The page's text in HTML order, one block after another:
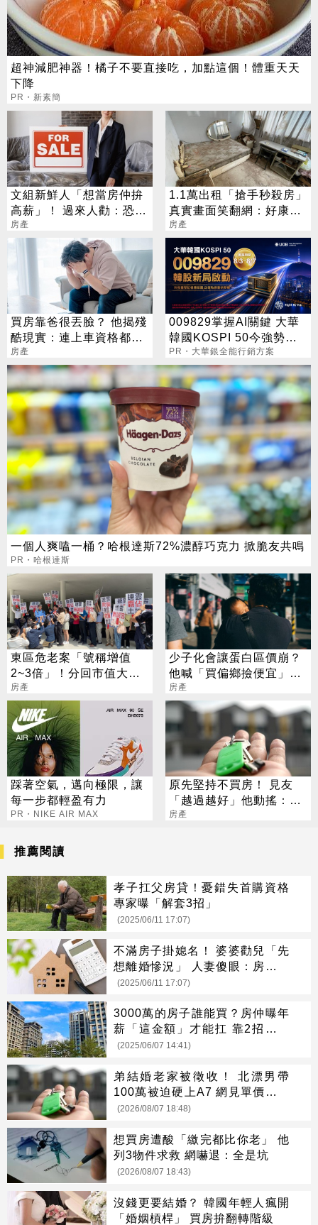
超神減肥神器！橘子不要直接吃，加點這個！體重天天
下降
PR・新素簡
文組新鮮人「想當房仲拚
高薪」！ 過來人勸：恐撐
不過3個月
房產
1.1萬出租「搶手秒殺房」
真實畫面笑翻網：好康鬥
相報
房產
買房靠爸很丟臉？ 他揭殘
酷現實：連上車資格都沒
有
房產
009829掌握AI關鍵 大華
韓國KOSPI 50今強勢開
募
PR・大華銀全能行銷方案
一個人爽嗑一桶？哈根達斯72%濃醇巧克力 掀脆友共鳴
PR・哈根達斯
東區危老案「號稱增值
2~3倍」！分回市值大縮
水 地主控建商詐欺
房產
少子化會讓蛋白區價崩？
他喊「買偏鄉撿便宜」內
行人：建商不是笨蛋
房產
踩著空氣，邁向極限，讓
每一步都輕盈有力
PR・NIKE AIR MAX
原先堅持不買房！ 見友
「越過越好」他動搖：是
不是錯過好時機
房產
推薦閱讀
孝子扛父房貸！憂錯失首購資格
專家曝「解套3招」
(2025/06/11 17:07)
不滿房子掛媳名！ 婆婆勸兒「先
想離婚慘況」 人妻傻眼：房貸我
出的
(2025/06/11 17:07)
3000萬的房子誰能買？房仲曝年
薪「這金額」才能扛 靠2招籌自
備款
(2025/06/07 14:41)
弟結婚老家被徵收！ 北漂男帶
100萬被迫硬上A7 網見單價驚呆
了
(2026/08/07 18:48)
想買房遭酸「繳完都比你老」 他
列3物件求救 網嚇退：全是坑
(2026/08/07 18:43)
沒錢更要結婚？ 韓國年輕人瘋開
「婚姻槓桿」 買房拚翻轉階級